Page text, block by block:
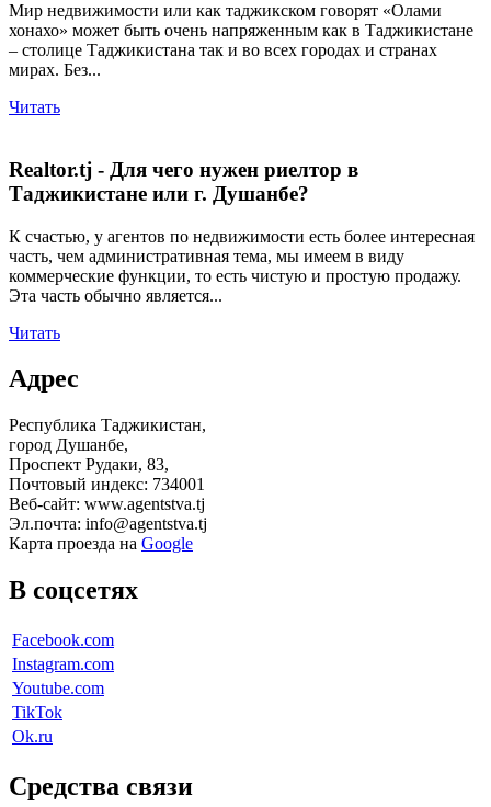
Мир недвижимости или как таджикском говорят «Олами
хонахо» может быть очень напряженным как в Таджикистане
– столице Таджикистана так и во всех городах и странах
мирах. Без...
Читать
Realtor.tj - Для чего нужен риелтор в
Таджикистане или г. Душанбе?
К счастью, у агентов по недвижимости есть более интересная
часть, чем административная тема, мы имеем в виду
коммерческие функции, то есть чистую и простую продажу.
Эта часть обычно является...
Читать
Адрес
Республика Таджикистан,
город Душанбе,
Проспект Рудаки, 83,
Почтовый индекс: 734001
Веб-сайт: www.agentstva.tj
Эл.почта: info@agentstva.tj
Карта проезда на Google
В соцсетях
Facebook.com
Instagram.com
Youtube.com
TikTok
Ok.ru
Средства связи